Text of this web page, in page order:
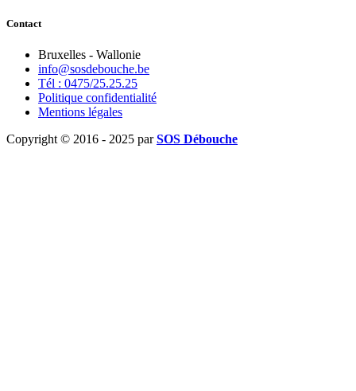
Contact
Bruxelles - Wallonie
info@sosdebouche.be
Tél : 0475/25.25.25
Politique confidentialité
Mentions légales
Copyright © 2016 - 2025 parSOS Débouche